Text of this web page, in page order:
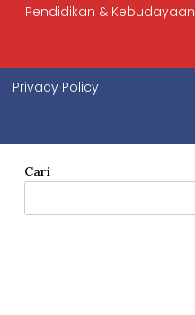
Pendidikan & Kebudayaan
Privacy Policy
Cari